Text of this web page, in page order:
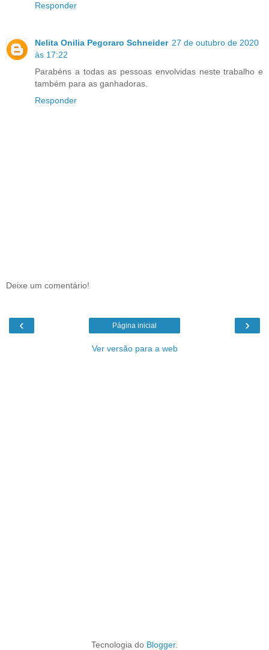
Responder
Nelita Onilia Pegoraro Schneider 27 de outubro de 2020
às 17:22
Parabéns a todas as pessoas envolvidas neste trabalho e
também para as ganhadoras.
Responder
Deixe um comentário!
‹ ›
Página inicial
Ver versão para a web
Tecnologia do Blogger.